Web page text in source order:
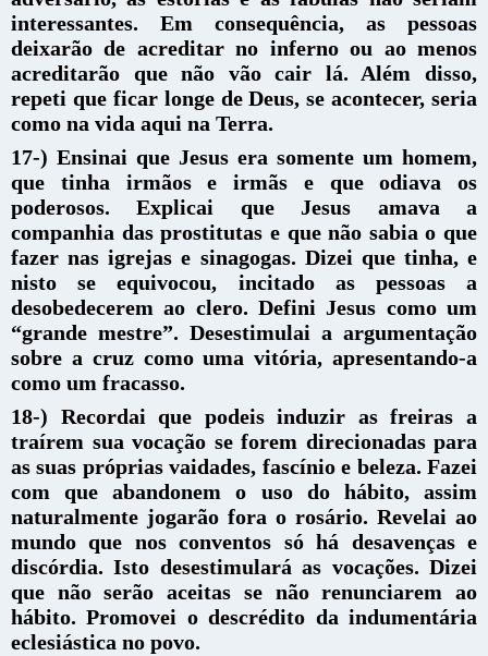
interessantes. Em consequência, as pessoas
deixarão de acreditar no inferno ou ao menos
acreditarão que não vão cair lá. Além disso,
repeti que ficar longe de Deus, se acontecer, seria
como na vida aqui na Terra.
17-) Ensinai que Jesus era somente um homem,
que tinha irmãos e irmãs e que odiava os
poderosos. Explicai que Jesus amava a
companhia das prostitutas e que não sabia o que
fazer nas igrejas e sinagogas. Dizei que tinha, e
nisto se equivocou, incitado as pessoas a
desobedecerem ao clero. Defini Jesus como um
“grande mestre”. Desestimulai a argumentação
sobre a cruz como uma vitória, apresentando-a
como um fracasso.
18-) Recordai que podeis induzir as freiras a
traírem sua vocação se forem direcionadas para
as suas próprias vaidades, fascínio e beleza. Fazei
com que abandonem o uso do hábito, assim
naturalmente jogarão fora o rosário. Revelai ao
mundo que nos conventos só há desavenças e
discórdia. Isto desestimulará as vocações. Dizei
que não serão aceitas se não renunciarem ao
hábito. Promovei o descrédito da indumentária
eclesiástica no povo.